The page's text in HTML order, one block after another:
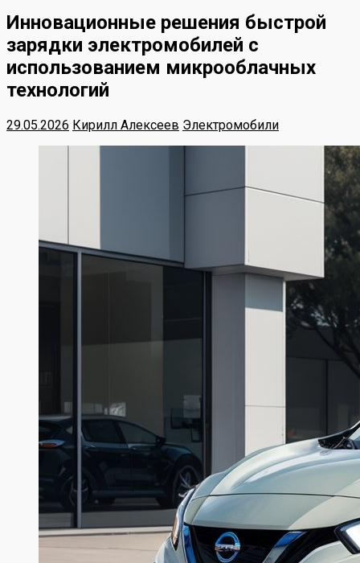
Инновационные решения быстрой
зарядки электромобилей с
использованием микрооблачных
технологий
29.05.2026 Кирилл Алексеев Электромобили